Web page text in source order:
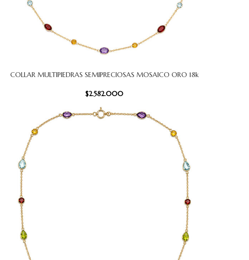
AÑADIR AL CARRITO
COLLAR MULTIPIEDRAS SEMIPRECIOSAS MOSAICO ORO 18k
$2.582.000